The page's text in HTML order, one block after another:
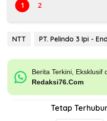
1
2
NTT PT. Pelindo 3 Ipi -
Berita Terkini, Eksklusif
Redaksi76.Com
Tetap